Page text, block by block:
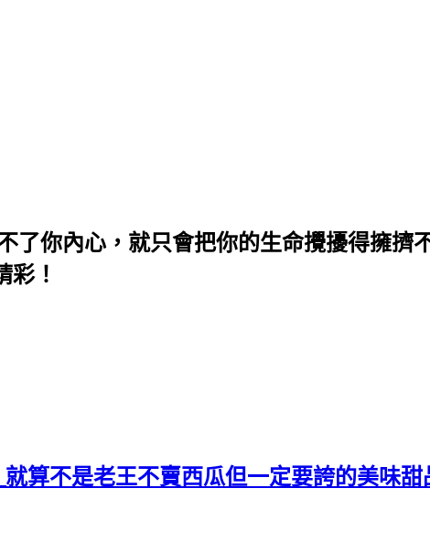
了你內心，就只會把你的生命攪擾得擁擠
彩！
算不是老王不賣西瓜但一定要誇的美味